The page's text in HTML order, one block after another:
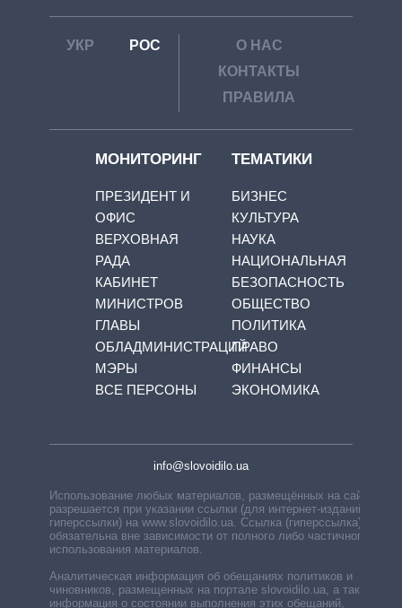
УКР РОС
О НАС
КОНТАКТЫ
ПРАВИЛА
МОНИТОРИНГ
ПРЕЗИДЕНТ И
ОФИС
ВЕРХОВНАЯ
РАДА
КАБИНЕТ
МИНИСТРОВ
ГЛАВЫ
ОБЛАДМИНИСТРАЦИЙ
МЭРЫ
ВСЕ ПЕРСОНЫ
ТЕМАТИКИ
БИЗНЕС
КУЛЬТУРА
НАУКА
НАЦИОНАЛЬНАЯ
БЕЗОПАСНОСТЬ
ОБЩЕСТВО
ПОЛИТИКА
ПРАВО
ФИНАНСЫ
ЭКОНОМИКА
info@slovoidilo.ua
Использование любых материалов, размещённых на сайте,
разрешается при указании ссылки (для интернет-изданий —
гиперссылки) на www.slovoidilo.ua. Ссылка (гиперссылка)
обязательна вне зависимости от полного либо частичного
использования материалов.
Аналитическая информация об обещаниях политиков и
чиновников, размещенных на портале slovoidilo.ua, а также
информация о состоянии выполнения этих обещаний,